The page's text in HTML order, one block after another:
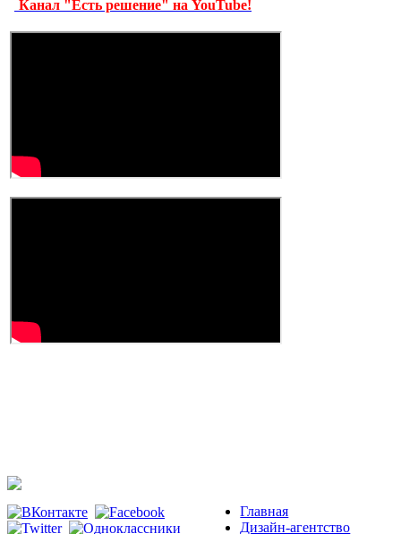
Канал "Есть решение" на YouTube!
Главная
Дизайн-агентство